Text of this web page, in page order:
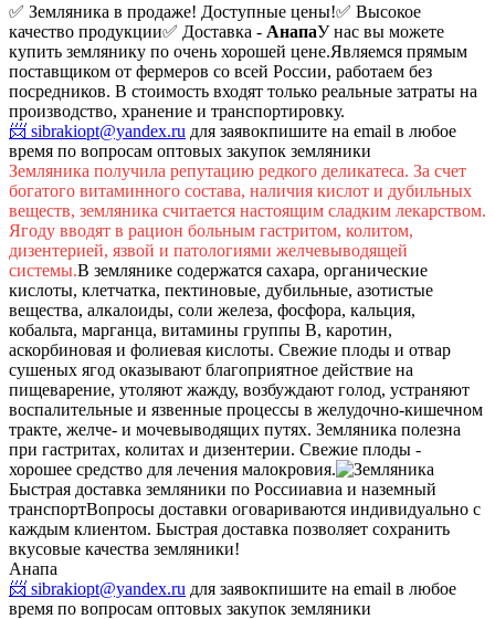
✅ Земляника в продаже! Доступные цены!✅ Высокое
качество продукции✅ Доставка - АнапаУ нас вы можете
купить землянику по очень хорошей цене.Являемся прямым
поставщиком от фермеров со всей России, работаем без
посредников. В стоимость входят только реальные затраты на
производство, хранение и транспортировку.
📨 sibrakiopt@yandex.ru для заявокпишите на email в любое
время по вопросам оптовых закупок земляники
Земляника получила репутацию редкого деликатеса. За счет
богатого витаминного состава, наличия кислот и дубильных
веществ, земляника считается настоящим сладким лекарством.
Ягоду вводят в рацион больным гастритом, колитом,
дизентерией, язвой и патологиями желчевыводящей
системы.В землянике содержатся сахара, органические
кислоты, клетчатка, пектиновые, дубильные, азотистые
вещества, алкалоиды, соли железа, фосфора, кальция,
кобальта, марганца, витамины группы В, каротин,
аскорбиновая и фолиевая кислоты. Свежие плоды и отвар
сушеных ягод оказывают благоприятное действие на
пищеварение, утоляют жажду, возбуждают голод, устраняют
воспалительные и язвенные процессы в желудочно-кишечном
тракте, желче- и мочевыводящих путях. Земляника полезна
при гастритах, колитах и дизентерии. Свежие плоды -
хорошее средство для лечения малокровия.
Быстрая доставка земляники по Россииавиа и наземный
транспортВопросы доставки оговариваются индивидуально с
каждым клиентом. Быстрая доставка позволяет сохранить
вкусовые качества земляники!
Анапа
📨 sibrakiopt@yandex.ru для заявокпишите на email в любое
время по вопросам оптовых закупок земляники